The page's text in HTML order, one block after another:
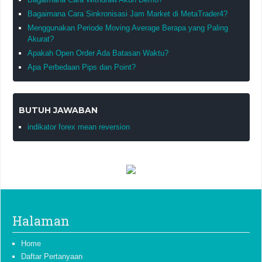
Bagaimana Cara Sinkronisasi Jam Market di MetaTrader4?
Menggunakan Periode Moving Average Berapa yang Paling
Akurat?
Apakah Open Order Ada Batasan Waktu?
Apa Perbedaan Pips dan Point?
BUTUH JAWABAN
indikator forex mean reversion
Halaman
Home
Daftar Pertanyaan